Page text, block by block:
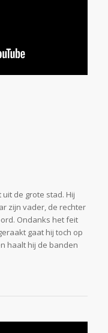
de grote stad. Hij
zijn vader, de rechter
Ondanks het feit
gaat hij toch op
haalt hij de banden